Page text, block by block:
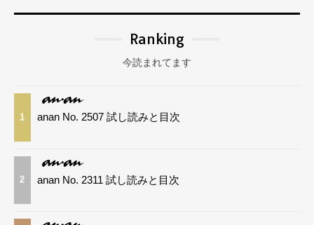
Ranking
今読まれてます
1 anan No. 2507 試し読みと目次
2 anan No. 2311 試し読みと目次